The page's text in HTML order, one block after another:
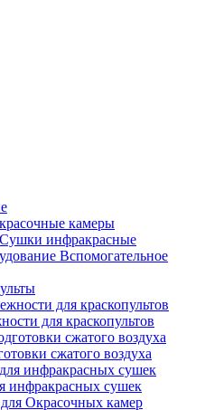
камеры
Сушки инфракрасные
Вспомогательное
для краскопультов
сжатого воздуха
инфракрасных сушек